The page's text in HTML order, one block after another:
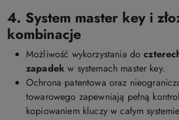
4. System master key i
kombinacje
Możliwość wykorzystania do
zapadek w systemach master key.
Ochrona patentowa oraz
towarowego zapewniają pełną
kopiowaniem kluczy w całym